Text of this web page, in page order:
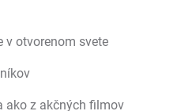
v otvorenom svete
ako z akčných filmov